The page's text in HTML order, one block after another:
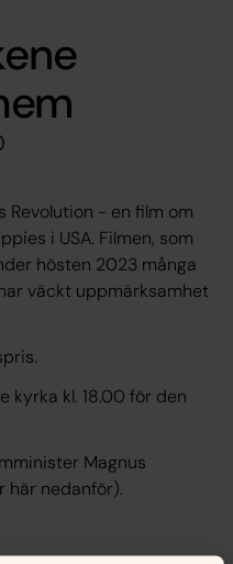
Revolution - en film om
i USA. Filmen, som
hösten 2023 många
väckt uppmärksamhet
kyrka kl. 18.00 för den
Magnus
här nedanför).